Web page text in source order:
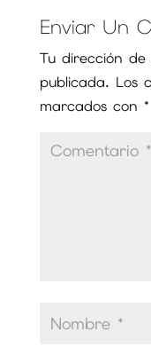
Enviar Un
Tu dirección
publicada. Los
marcados con *